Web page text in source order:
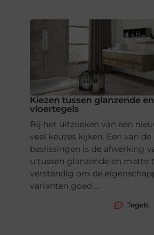
Kiezen tussen glanzende
vloertegels
Bij het uitzoeken van een
veel keuzes kijken. Een van
beslissingen is de afwerking
u tussen glanzende en matte
verstandig om de
varianten goed ...
Tegels